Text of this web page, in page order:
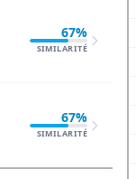
67%
SIMILARITÉ
67%
SIMILARITÉ